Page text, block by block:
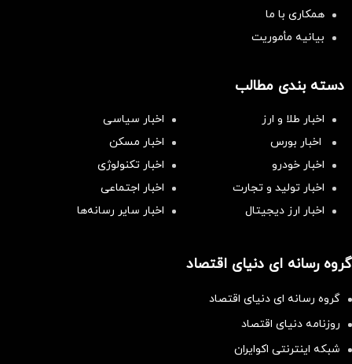
همکاری با ما
بیانیه مأموریت
دسته بندی مطالب
اخبار طلا و ارز
اخبار سیاسی
اخبار بورس
اخبار مسکن
اخبار خودرو
اخبار تکنولوژی
اخبار تولید و تجارت
اخبار اجتماعی
اخبار ارز دیجیتال
اخبار سایر رسانه‌‌ها
گروه رسانه ای دنیای اقتصاد
گروه رسانه ای دنیای اقتصاد
روزنامه دنیای اقتصاد
شبکه اینترنتی اکوایران